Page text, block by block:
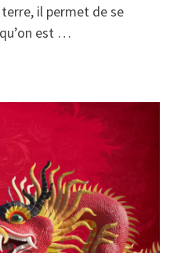
il permet de se
est …